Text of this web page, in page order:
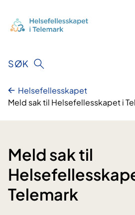
innhold
SØK
Helsefellesskapet
Meld sak til Helsefellesskapet i
Meld sak til
Telemark